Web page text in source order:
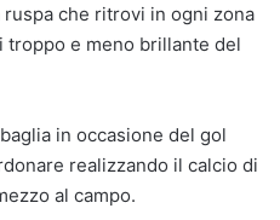
che ritrovi in ogni zona
troppo e meno brillante del
in occasione del gol
realizzando il calcio di
al campo.